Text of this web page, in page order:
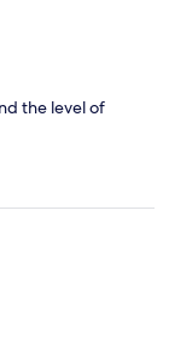
the level of